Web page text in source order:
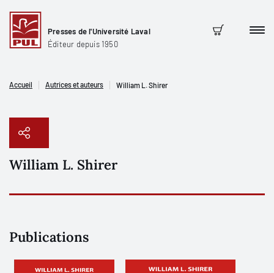
Presses de l'Université Laval
Éditeur depuis 1950
Panier
Accueil Autrices et auteurs William L. Shirer
William L. Shirer
Publications